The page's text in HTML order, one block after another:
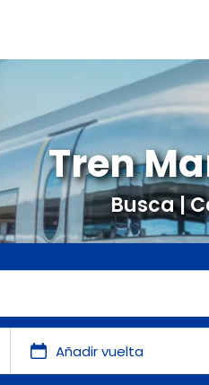
Busca |
Tren